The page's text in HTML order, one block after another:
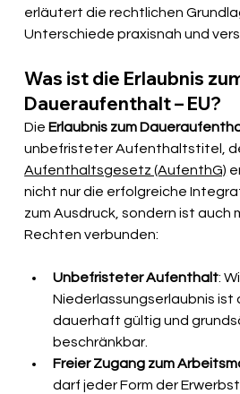
erläutert die rechtlichen
Unterschiede praxisnah und
Was ist die Erlaubnis
Daueraufenthalt – EU?
Die Erlaubnis zum
unbefristeter Aufenthaltstitel,
Aufenthaltsgesetz (AufenthG)
nicht nur die erfolgreiche
zum Ausdruck, sondern ist auch
Rechten verbunden:
Unbefristeter Aufenthalt:
Niederlassungserlaubnis ist
dauerhaft gültig und
beschränkbar.
Freier Zugang zum
darf jeder Form der